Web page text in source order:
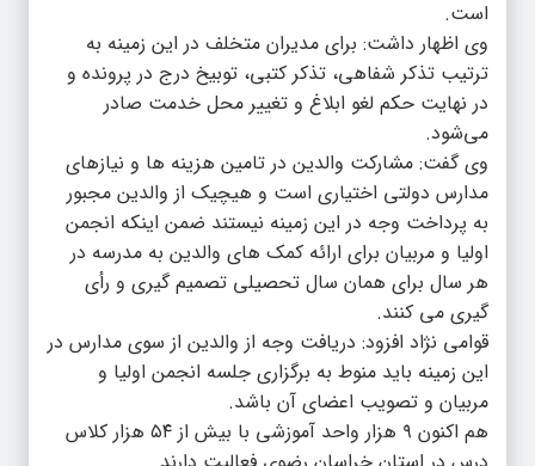
است.
وی اظهار داشت: برای مدیران متخلف در این زمینه به
ترتیب تذکر شفاهی، تذکر کتبی، توبیخ درج در پرونده و
در نهایت حکم لغو ابلاغ و تغییر محل خدمت صادر
می‌شود.
وی گفت: مشارکت والدین در تامین هزینه ها و نیازهای
مدارس دولتی اختیاری است و هیچیک از والدین مجبور
به پرداخت وجه در این زمینه نیستند ضمن اینکه انجمن
اولیا و مربیان برای ارائه کمک های والدین به مدرسه در
هر سال برای همان سال تحصیلی تصمیم گیری و رأی
گیری می کنند.
قوامی نژاد افزود: دریافت وجه از والدین از سوی مدارس در
این زمینه باید منوط به برگزاری جلسه انجمن اولیا و
مربیان و تصویب اعضای آن باشد.
هم اکنون ۹ هزار واحد آموزشی با بیش از ۵۴ هزار کلاس